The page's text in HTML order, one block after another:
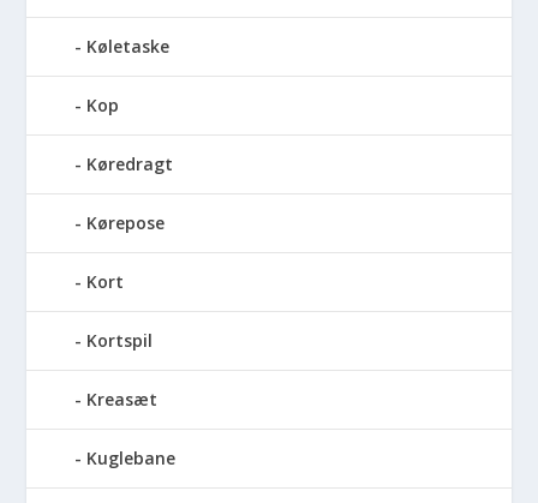
Køletaske
Kop
Køredragt
Kørepose
Kort
Kortspil
Kreasæt
Kuglebane